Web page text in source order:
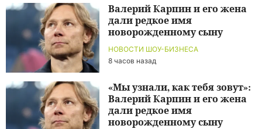
НОВОСТИ ШОУ-БИЗНЕСА
8 часов назад
Валерий Карпин и его жена
дали редкое имя
новорожденному сыну
«Мы узнали, как тебя зовут»:
Валерий Карпин и его жена
дали редкое имя
новорожденному сыну